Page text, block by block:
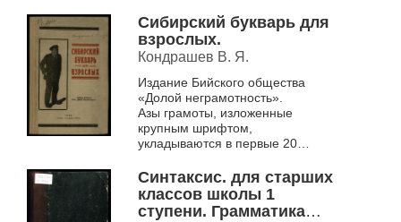
природоведению и
методические рекоменда...
Сибирский букварь для
взрослых.
Кондрашев В. Я.
Издание Бийского общества
«Долой неграмотность».
Азы грамоты, изложенные
крупным шрифтом,
укладываются в первые 20
законченные рассказы, каждый
из которых в своем роде...
Синтаксис. для старших
классов школы 1
ступени. Грамматика